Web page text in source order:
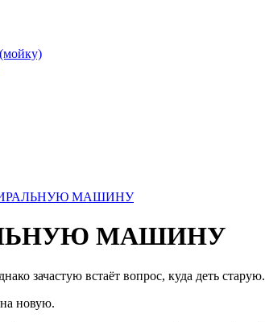
МАШИНУ
МАШИНУ
зачастую встаёт вопрос, куда деть старую.
новую.